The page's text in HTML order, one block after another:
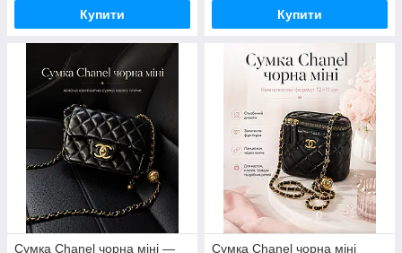
Купити Купити
Сумка Chanel чорна міні —
Сумка Chanel чорна міні